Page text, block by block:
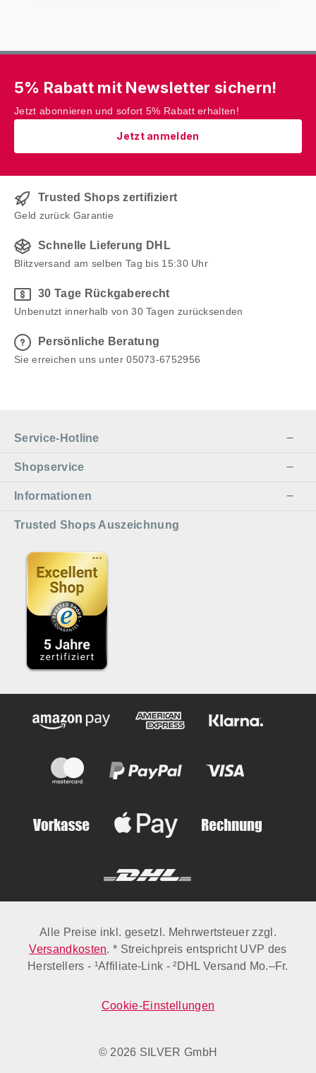
5% Rabatt mit Newsletter sichern!
Jetzt abonnieren und sofort 5% Rabatt erhalten!
Jetzt anmelden
Trusted Shops zertifiziert
Geld zurück Garantie
Schnelle Lieferung DHL
Blitzversand am selben Tag bis 15:30 Uhr
30 Tage Rückgaberecht
Unbenutzt innerhalb von 30 Tagen zurücksenden
Persönliche Beratung
Sie erreichen uns unter 05073-6752956
Service-Hotline
Shopservice
Informationen
Trusted Shops Auszeichnung
Alle Preise inkl. gesetzl. Mehrwertsteuer zzgl.
Versandkosten. * Streichpreis entspricht UVP des
Herstellers - ¹Affiliate-Link - ²DHL Versand Mo.–Fr.
Cookie-Einstellungen
© 2026 SILVER GmbH